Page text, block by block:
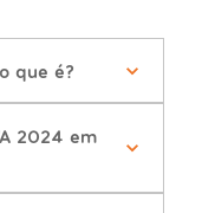
que é?
2024 em